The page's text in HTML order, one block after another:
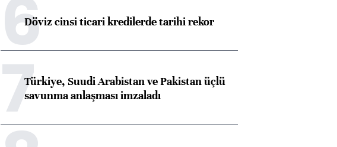
6Döviz cinsi ticari kredilerde tarihi rekor
7Türkiye, Suudi Arabistan ve Pakistan üçlü
savunma anlaşması imzaladı